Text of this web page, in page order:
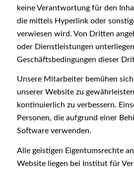
keine Verantwortung für den
die mittels Hyperlink oder
verwiesen wird. Von Dritten
oder Dienstleistungen
Geschäftsbedingungen dieser
Unsere Mitarbeiter bemühen
unserer Website zu
kontinuierlich zu verbessern.
Personen, die aufgrund einer
Software verwenden.
Alle geistigen Eigentumsrechte
Website liegen bei Institut für